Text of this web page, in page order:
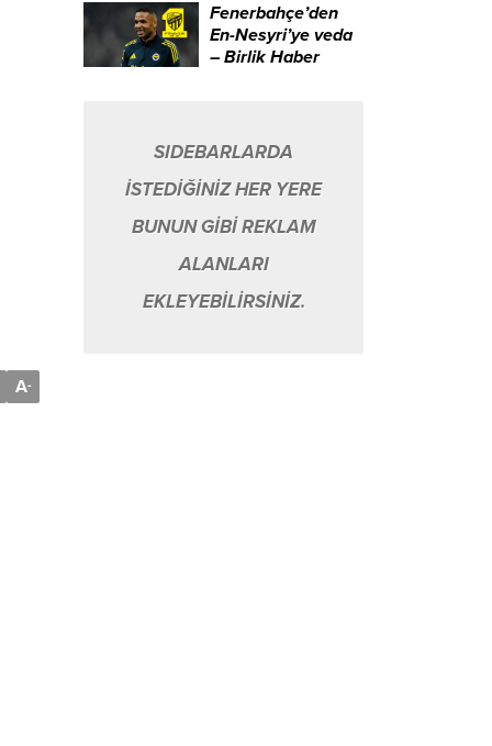
A-
Fenerbahçe’den
En-Nesyri’ye veda
– Birlik Haber
SIDEBARLARDA
İSTEDİĞİNİZ HER YERE
BUNUN GİBİ REKLAM
ALANLARI
EKLEYEBİLİRSİNİZ.